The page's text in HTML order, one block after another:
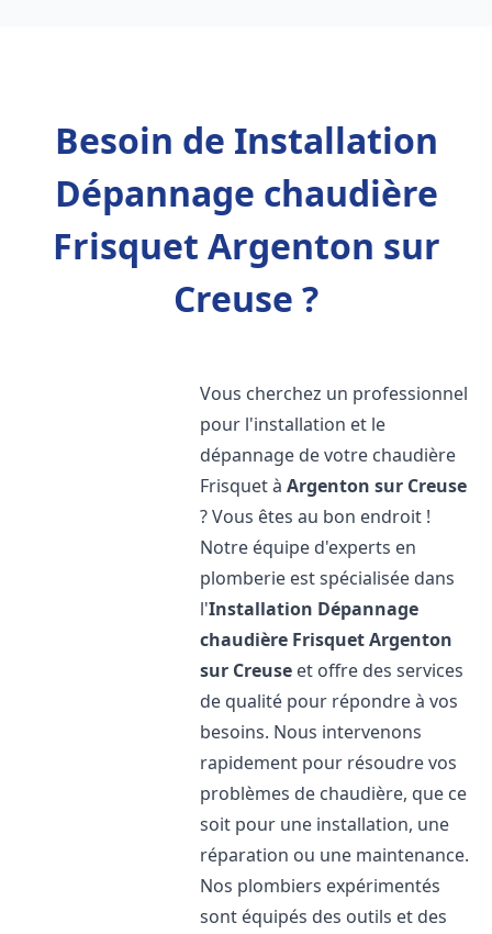
Besoin de Installation
Dépannage chaudière
Frisquet Argenton sur
Creuse ?
Vous cherchez un professionnel
pour l'installation et le
dépannage de votre chaudière
Frisquet àArgenton sur Creuse
? Vous êtes au bon endroit !
Notre équipe d'experts en
plomberie est spécialisée dans
l'Installation Dépannage
chaudière FrisquetArgenton
sur Creuse et offre des services
de qualité pour répondre à vos
besoins. Nous intervenons
rapidement pour résoudre vos
problèmes de chaudière, que ce
soit pour une installation, une
réparation ou une maintenance.
Nos plombiers expérimentés
sont équipés des outils et des